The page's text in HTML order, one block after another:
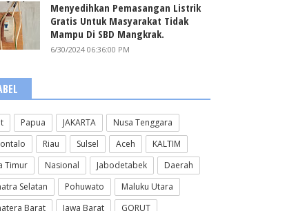
Menyedihkan Pemasangan Listrik
Gratis Untuk Masyarakat Tidak
Mampu Di SBD Mangkrak.
6/30/2024 06:36:00 PM
Papua JAKARTA
Nusa Tenggara
Riau Sulsel Aceh
KALTIM
Timur
Nasional Jabodetabek
Daerah
Selatan
Pohuwato
Maluku Utara
Barat
Jawa Barat
GORUT